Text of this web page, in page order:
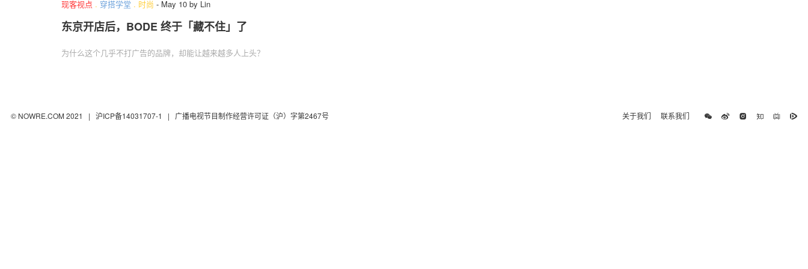
现客视点 . 穿搭学堂 . 时尚 - May 10 by Lin
东京开店后，BODE 终于「藏不住」了
为什么这个几乎不打广告的品牌，却能让越来越多人上头？
© NOWRE.COM 2021 | 沪ICP备14031707-1 | 广播电视节目制作经营许可证（沪）字第2467号 关于我们 联系我们